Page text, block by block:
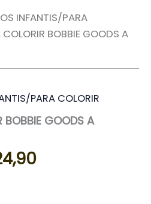
INFANTIS/PARA
BOBBIE GOODS A
PARA COLORIR
BOBBIE GOODS A